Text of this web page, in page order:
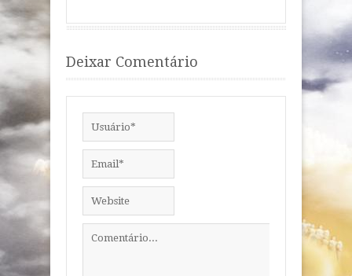
Deixar Comentário